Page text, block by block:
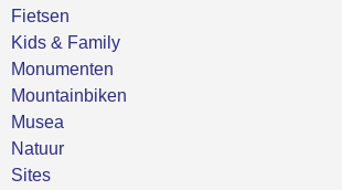
Fietsen
Kids & Family
Monumenten
Mountainbiken
Musea
Natuur
Sites